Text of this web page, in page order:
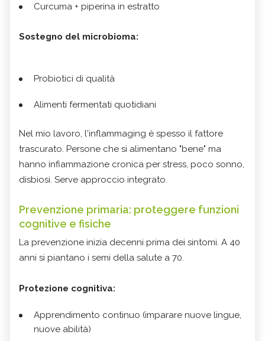
Curcuma + piperina in estratto
Sostegno del microbioma:
Probiotici di qualità
Alimenti fermentati quotidiani
Nel mio lavoro, l'inflammaging è spesso il fattore
trascurato. Persone che si alimentano "bene" ma
hanno infiammazione cronica per stress, poco sonno,
disbiosi. Serve approccio integrato.
Prevenzione primaria: proteggere funzioni
cognitive e fisiche
La prevenzione inizia decenni prima dei sintomi. A 40
anni si piantano i semi della salute a 70.
Protezione cognitiva:
Apprendimento continuo (imparare nuove lingue,
nuove abilità)